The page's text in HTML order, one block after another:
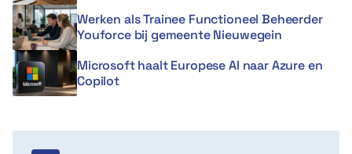
Werken als Trainee Functioneel Beheerder
Youforce bij gemeente Nieuwegein
Microsoft haalt Europese AI naar Azure en
Copilot